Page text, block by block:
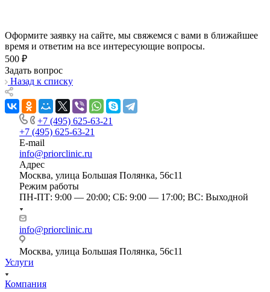
Оформите заявку на сайте, мы свяжемся с вами в ближайшее
время и ответим на все интересующие вопросы.
500 ₽
Задать вопрос
Назад к списку
+7 (495) 625-63-21
+7 (495) 625-63-21
E-mail
info@priorclinic.ru
Адрес
Москва, улица Большая Полянка, 56с11
Режим работы
ПН-ПТ: 9:00 — 20:00; СБ: 9:00 — 17:00; ВС: Выходной
info@priorclinic.ru
Москва, улица Большая Полянка, 56с11
Услуги
Компания